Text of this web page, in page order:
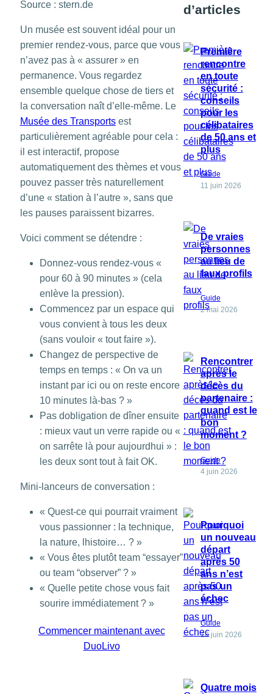
Source : stern.de
Un musée est souvent idéal pour un
premier rendez-vous, parce que vous
n’avez pas à « assurer » en
permanence. Vous regardez
ensemble quelque chose de tiers et
la conversation naît d’elle-même. Le
Musée des Transportsest
particulièrement agréable pour cela :
il est interactif, propose
automatiquement des thèmes et vous
pouvez passer très naturellement
d’une « station à l’autre », sans que
les pauses paraissent bizarres.
Voici comment se détendre :
Donnez-vous rendez-vous «
pour 60 à 90 minutes » (cela
enlève la pression).
Commencez par un espace qui
vous convient à tous les deux
(sans vouloir « tout faire »).
Changez de perspective de
temps en temps : « On va un
instant par ici ou on reste encore
10 minutes là-bas ? »
Pas dobligation de dîner ensuite
: mieux vaut un verre rapide ou «
on sarrête là pour aujourdhui » :
les deux sont tout à fait OK.
Mini-lanceurs de conversation :
« Quest-ce qui pourrait vraiment
vous passionner : la technique,
la nature, lhistoire… ? »
« Vous êtes plutôt team “essayer”
ou team “observer” ? »
« Quelle petite chose vous fait
sourire immédiatement ? »
Commencer maintenant avec
DuoLivo
d’articles
Première
rencontre
en toute
sécurité :
conseils
pour les
célibataires
de 50 ans et
plus
Guide
11 juin 2026
De vraies
personnes
au lieu de
faux profils
Guide
2 mai 2026
Rencontrer
après le
décès du
partenaire :
quand est le
bon
moment ?
Guide
4 juin 2026
Pourquoi
un nouveau
départ
après 50
ans n’est
pas un
échec
Guide
18 juin 2026
Quatre mois